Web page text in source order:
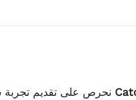
نحرص على تقديم تجربة